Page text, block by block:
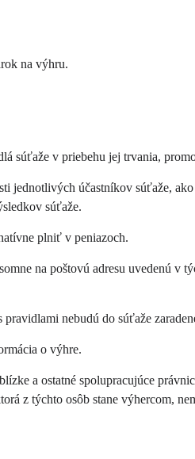
na výhru.
súťaže v priebehu jej trvania,
jednotlivých účastníkov súťaže,
súťaže.
plniť v peniazoch.
na poštovú adresu uvedenú v
nebudú do súťaže
o výhre.
a ostatné spolupracujúce
z týchto osôb stane výhercom,